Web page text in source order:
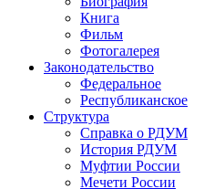
Книга
Фильм
Фотогалерея
Законодательство
Федеральное
Республиканское
Структура
Справка о РДУМ
История РДУМ
Муфтии России
Мечети России